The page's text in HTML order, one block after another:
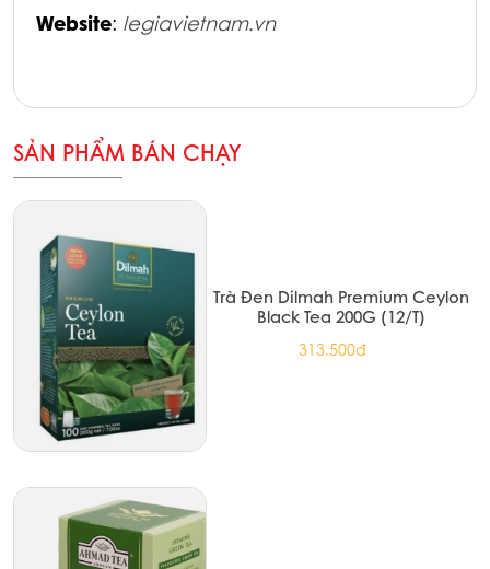
Website: legiavietnam.vn
SẢN PHẨM BÁN CHẠY
Trà Đen Dilmah Premium Ceylon
Black Tea 200G (12/T)
313.500đ